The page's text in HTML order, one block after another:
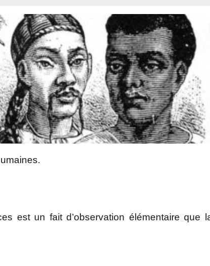
est un fait d’observation élémentaire que